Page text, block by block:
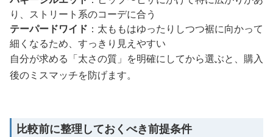
り、ストリート系のコーデに合う
テーパードワイド ：太ももはゆったりしつつ裾に向かって
細くなるため、すっきり見えやすい
自分が求める「太さの質」を明確にしてから選ぶと、購入
後のミスマッチを防げます。
比較前に整理しておくべき前提条件